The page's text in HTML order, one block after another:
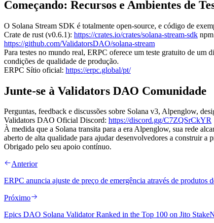
Começando: Recursos e Ambientes de
O Solana Stream SDK é totalmente open-source, e código de
Crate de rust (v0.6.1): https://crates.io/crates/solana-stream-sdk
https://github.com/ValidatorsDAO/solana-stream
Para testes no mundo real, ERPC oferece um teste gratuito de um
condições de qualidade de produção.
ERPC Sítio oficial: https://erpc.global/pt/
Junte-se à Validators DAO Comunidade
Perguntas, feedback e discussões sobre Solana v3, Alpenglow,
Validators DAO Oficial Discord: https://discord.gg/C7ZQSrCkYR
À medida que a Solana transita para a era Alpenglow, sua rede
aberto de alta qualidade para ajudar desenvolvedores a construir
Obrigado pelo seu apoio contínuo.
Anterior
ERPC anuncia ajuste de preço de emergência através de
Próximo
Epics DAO Solana Validator Ranked in the Top 100 on Jito